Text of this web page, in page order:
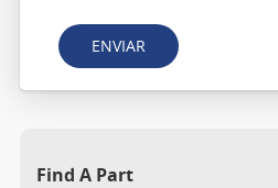
ENVIAR
Find A Part